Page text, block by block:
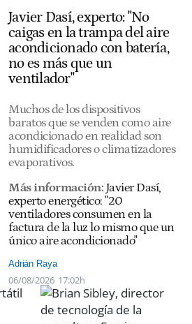
Javier Dasí, experto: "No
caigas en la trampa del aire
acondicionado con batería,
no es más que un
ventilador"
Muchos de los dispositivos
baratos que se venden como aire
acondicionado en realidad son
humidificadores o climatizadores
evaporativos.
Más información: Javier Dasí,
experto energético: "20
ventiladores consumen en la
factura de la luz lo mismo que un
único aire acondicionado"
Adrián Raya
06/08/2026 17:02h